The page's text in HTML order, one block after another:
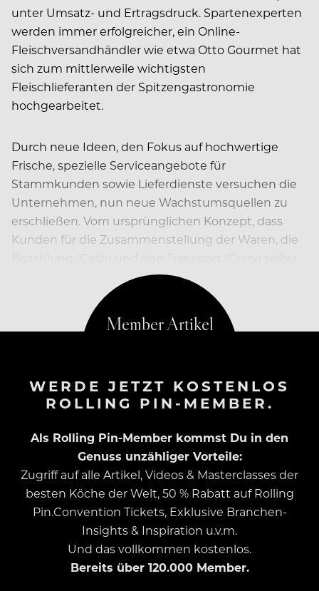
unter Umsatz- und Ertragsdruck. Spartenexperten
werden immer erfolgreicher, ein Online-
Fleischversandhändler wie etwa Otto Gourmet hat
sich zum mittlerweile wichtigsten
Fleischlieferanten der Spitzengastronomie
hochgearbeitet.
Durch neue Ideen, den Fokus auf hochwertige
Frische, spezielle Serviceangebote für
Stammkunden sowie Lieferdienste versuchen die
Unternehmen, nun neue Wachstumsquellen zu
erschließen. Vom ursprünglichen Konzept, dass
Kunden für die Zusammenstellung der Waren, die
verantwortlich sind, weicht…
WERDE JETZT KOSTENLOS
ROLLING PIN-MEMBER.
Als Rolling Pin-Member kommst Du in den
Genuss unzähliger Vorteile:
Zugriff auf alle Artikel, Videos & Masterclasses der
besten Köche der Welt, 50 % Rabatt auf Rolling
Pin.Convention Tickets, Exklusive Branchen-
Insights & Inspiration u.v.m.
Und das vollkommen kostenlos.
Bereits über 120.000 Member.